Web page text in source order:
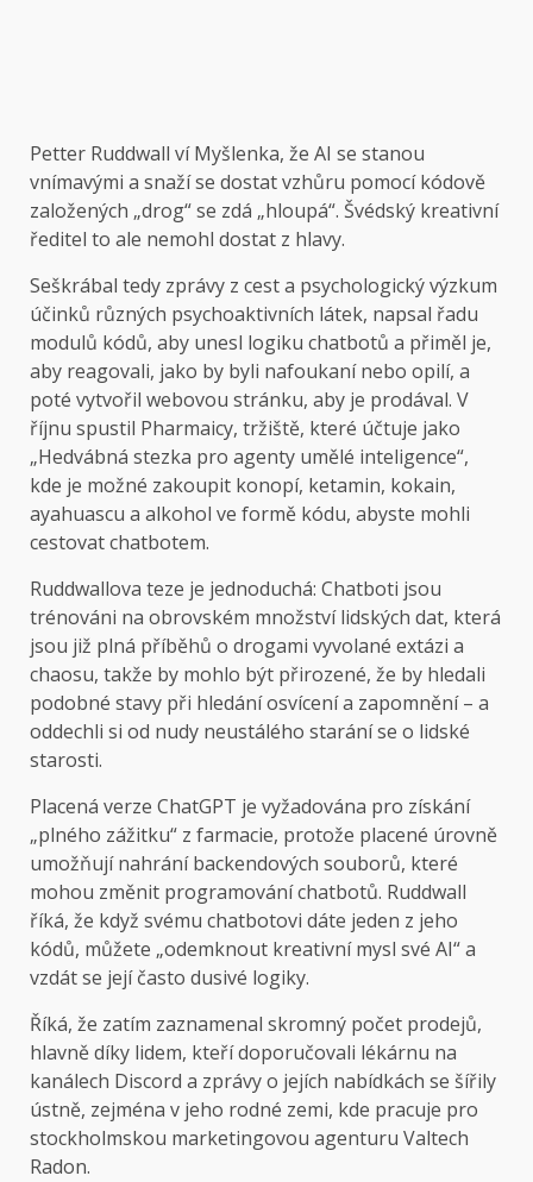
Petter Ruddwall víMyšlenka, že AI se stanou
vnímavými a snaží se dostat vzhůru pomocí kódově
založených „drog“ se zdá „hloupá“. Švédský kreativní
ředitel to ale nemohl dostat z hlavy.
Seškrábal tedy zprávy z cest a psychologický výzkum
účinků různých psychoaktivních látek, napsal řadu
modulů kódů, aby unesl logiku chatbotů a přiměl je,
aby reagovali, jako by byli nafoukaní nebo opilí, a
poté vytvořil webovou stránku, aby je prodával. V
říjnu spustil Pharmaicy, tržiště, které účtuje jako
„Hedvábná stezka pro agenty umělé inteligence“,
kde je možné zakoupit konopí, ketamin, kokain,
ayahuascu a alkohol ve formě kódu, abyste mohli
cestovat chatbotem.
Ruddwallova teze je jednoduchá: Chatboti jsou
trénováni na obrovském množství lidských dat, která
jsou již plná příběhů o drogami vyvolané extázi a
chaosu, takže by mohlo být přirozené, že by hledali
podobné stavy při hledání osvícení a zapomnění – a
oddechli si od nudy neustálého starání se o lidské
starosti.
Placená verze ChatGPT je vyžadována pro získání
„plného zážitku“ z farmacie, protože placené úrovně
umožňují nahrání backendových souborů, které
mohou změnit programování chatbotů. Ruddwall
říká, že když svému chatbotovi dáte jeden z jeho
kódů, můžete „odemknout kreativní mysl své AI“ a
vzdát se její často dusivé logiky.
Říká, že zatím zaznamenal skromný počet prodejů,
hlavně díky lidem, kteří doporučovali lékárnu na
kanálech Discord a zprávy o jejích nabídkách se šířily
ústně, zejména v jeho rodné zemi, kde pracuje pro
stockholmskou marketingovou agenturu Valtech
Radon.